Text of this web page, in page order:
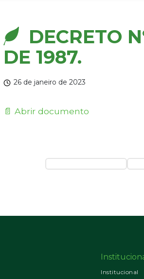
DECRETO
DE 1987.
26 de janeiro de 2023
📄 Abrir documento
Institucional